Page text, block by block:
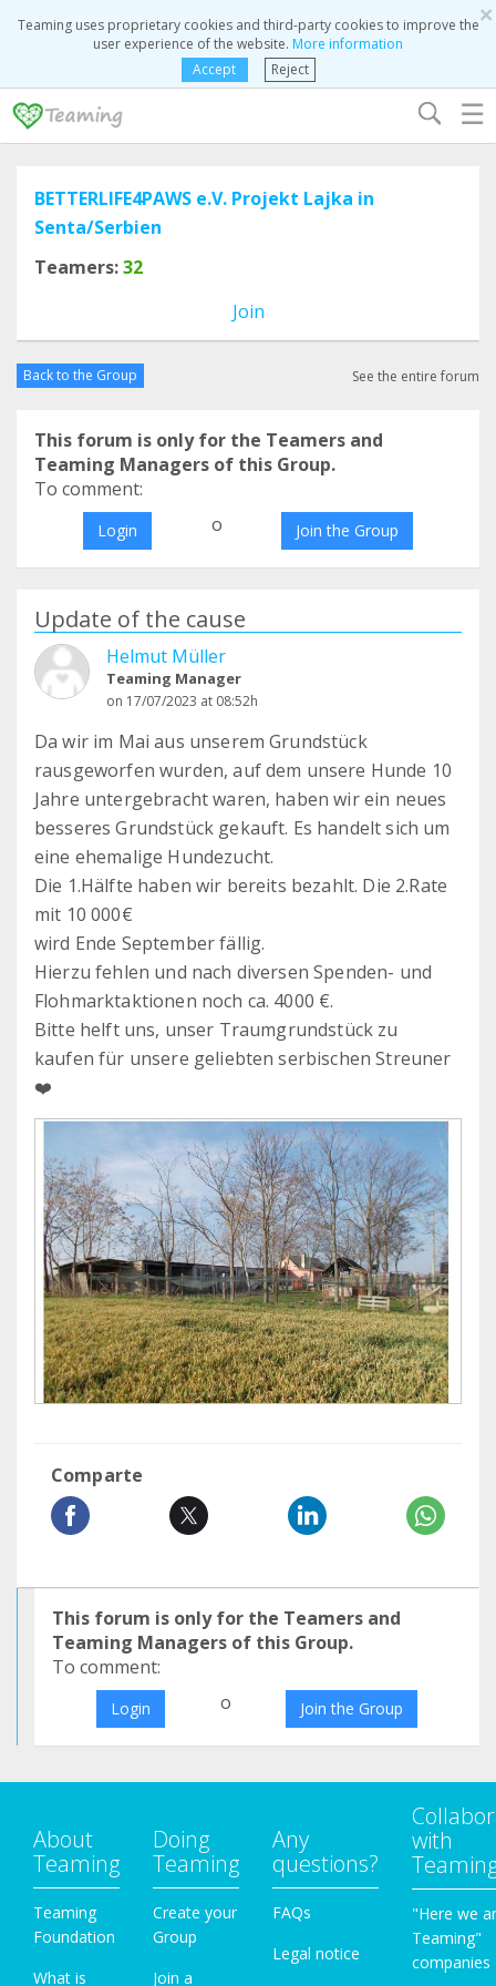
×
Teaming uses proprietary cookies and third-party cookies to improve the
user experience of the website. More information
Accept
Reject
☰
BETTERLIFE4PAWS e.V. Projekt Lajka in
Senta/Serbien
Teamers:32
Join
Back to the Group See the entire forum
This forum is only for the Teamers and
Teaming Managers of this Group.
To comment:
Login o Join the Group
Update of the cause
Helmut Müller
Teaming Manager
on 17/07/2023 at 08:52h
Da wir im Mai aus unserem Grundstück
rausgeworfen wurden, auf dem unsere Hunde 10
Jahre untergebracht waren, haben wir ein neues
besseres Grundstück gekauft. Es handelt sich um
eine ehemalige Hundezucht.
Die 1.Hälfte haben wir bereits bezahlt. Die 2.Rate
mit 10 000€
wird Ende September fällig.
Hierzu fehlen und nach diversen Spenden- und
Flohmarktaktionen noch ca. 4000 €.
Bitte helft uns, unser Traumgrundstück zu
kaufen für unsere geliebten serbischen Streuner
❤️
Comparte
This forum is only for the Teamers and
Teaming Managers of this Group.
To comment:
Login o Join the Group
About
Teaming
Teaming
Foundation
What is
Doing
Teaming
Create your
Group
Join a
Any
questions?
FAQs
Legal notice
with
"Here we
Teaming"
companies